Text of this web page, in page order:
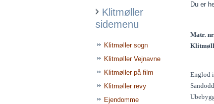
Klitmøller
sidemenu
Klitmøller sogn
Klitmøller Vejnavne
Klitmøller på film
Klitmøller revy
Ejendomme
Du er
Matr.
Englod